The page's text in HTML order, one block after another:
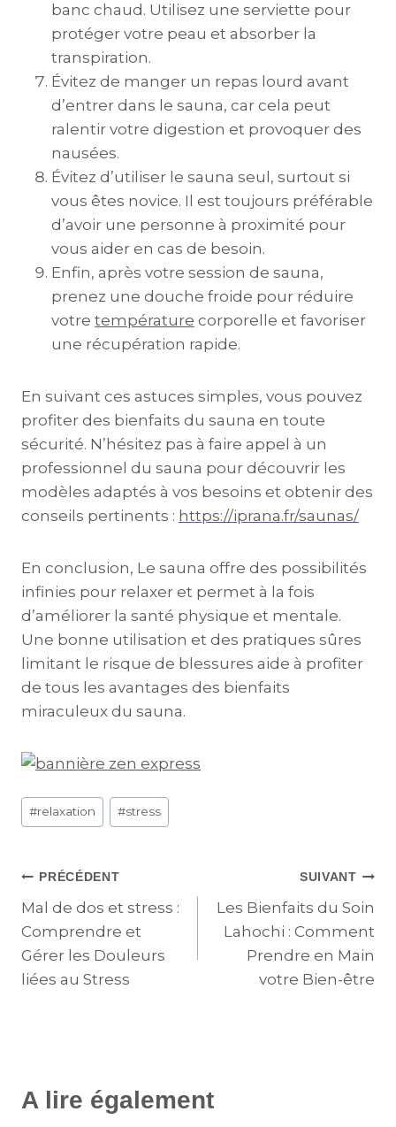
banc chaud. Utilisez une serviette pour
protéger votre peau et absorber la
transpiration.
Évitez de manger un repas lourd avant
d’entrer dans le sauna, car cela peut
ralentir votre digestion et provoquer des
nausées.
Évitez d’utiliser le sauna seul, surtout si
vous êtes novice. Il est toujours préférable
d’avoir une personne à proximité pour
vous aider en cas de besoin.
Enfin, après votre session de sauna,
prenez une douche froide pour réduire
votre température corporelle et favoriser
une récupération rapide.
En suivant ces astuces simples, vous pouvez
profiter des bienfaits du sauna en toute
sécurité. N’hésitez pas à faire appel à un
professionnel du sauna pour découvrir les
modèles adaptés à vos besoins et obtenir des
conseils pertinents : https://iprana.fr/saunas/
En conclusion, Le sauna offre des possibilités
infinies pour relaxer et permet à la fois
d’améliorer la santé physique et mentale.
Une bonne utilisation et des pratiques sûres
limitant le risque de blessures aide à profiter
de tous les avantages des bienfaits
miraculeux du sauna.
#relaxation #stress
PRÉCÉDENT
Mal de dos et stress :
Comprendre et
Gérer les Douleurs
liées au Stress
SUIVANT
Les Bienfaits du Soin
Lahochi : Comment
Prendre en Main
votre Bien-être
A lire également